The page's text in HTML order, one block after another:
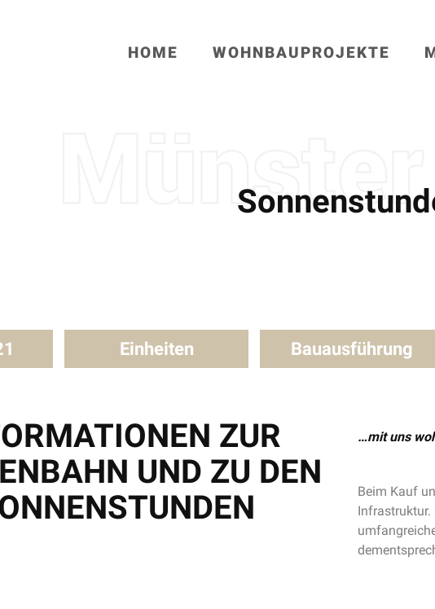
HOME WOHNBAUPROJEKTE
Einheiten Bauausführung
ZUR
UND ZU DEN
…mit uns
Beim Kauf
Infrastruktur.